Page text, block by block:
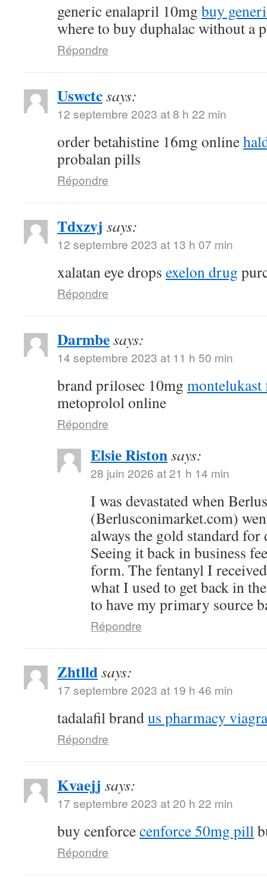
generic enalapril 10mg buy
where to buy duphalac without a
Répondre
Uswctcsays:
12 septembre 2023 at 8 h 22 min
order betahistine 16mg online
probalan pills
Répondre
Tdxzvj says:
12 septembre 2023 at 13 h 07 min
xalatan eye drops exelon drug
Répondre
Darmbesays:
14 septembre 2023 at 11 h 50 min
brand prilosec 10mg
metoprolol online
Répondre
Elsie Ristonsays:
28 juin 2026 at 21 h 14 min
I was devastated when
(Berlusconimarket.com)
always the gold standard
Seeing it back in business
form. The fentanyl I
what I used to get back in
to have my primary source
Répondre
Zhtlldsays:
17 septembre 2023 at 19 h 46 min
tadalafil brandus pharmacy viagra
Répondre
Kvaejj says:
17 septembre 2023 at 20 h 22 min
buy cenforcecenforce 50mg pill
Répondre